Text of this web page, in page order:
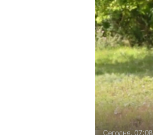
Сегодня, 07:08